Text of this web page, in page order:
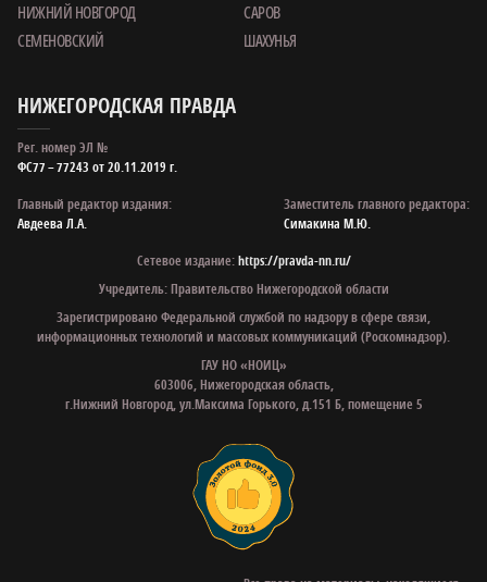
НИЖНИЙ НОВГОРОД
САРОВ
СЕМЕНОВСКИЙ
ШАХУНЬЯ
НИЖЕГОРОДСКАЯ ПРАВДА
Рег. номер ЭЛ №
ФС77 – 77243 от 20.11.2019 г.
Главный редактор издания:
Авдеева Л.А.
Заместитель главного редактора:
Симакина М.Ю.
Сетевое издание:https://pravda-nn.ru/
Учредитель: Правительство Нижегородской области
Зарегистрировано Федеральной службой по надзору в сфере связи,
информационных технологий и массовых коммуникаций (Роскомнадзор).
ГАУ НО «НОИЦ»
603006, Нижегородская область,
г.Нижний Новгород, ул.Максима Горького, д.151 Б, помещение 5